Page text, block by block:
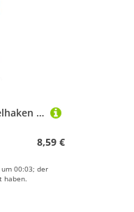
SKISUNO 2 STÜCK Angelhaken entferner aus Edelstahl Multifunktionales Fischknoten Hakenlöser Werkzeug Schnelles Angeln für Hobby Profiangler Rot und Blau Griff
8,59 €
00:03; der
haben.